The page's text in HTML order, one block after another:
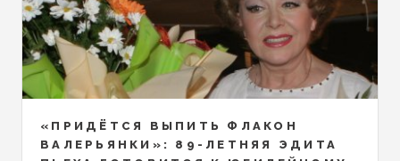
«ПРИДЁТСЯ ВЫПИТЬ ФЛАКОН
ВАЛЕРЬЯНКИ»: 89-ЛЕТНЯЯ ЭДИТА